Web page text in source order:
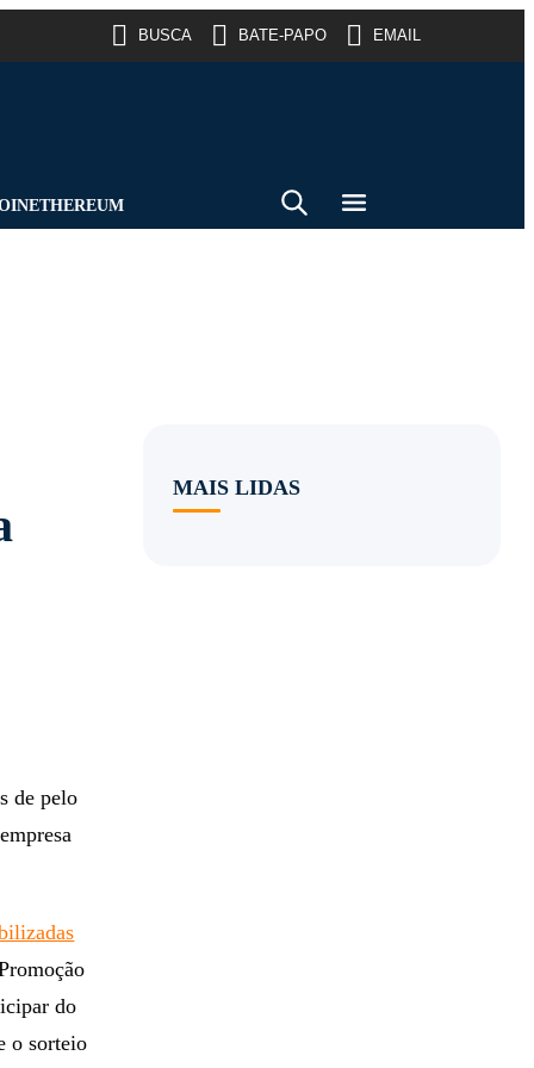
BUSCA BATE-PAPO EMAIL
ETHEREUM
de pelo
do
o sorteio
MAIS LIDAS